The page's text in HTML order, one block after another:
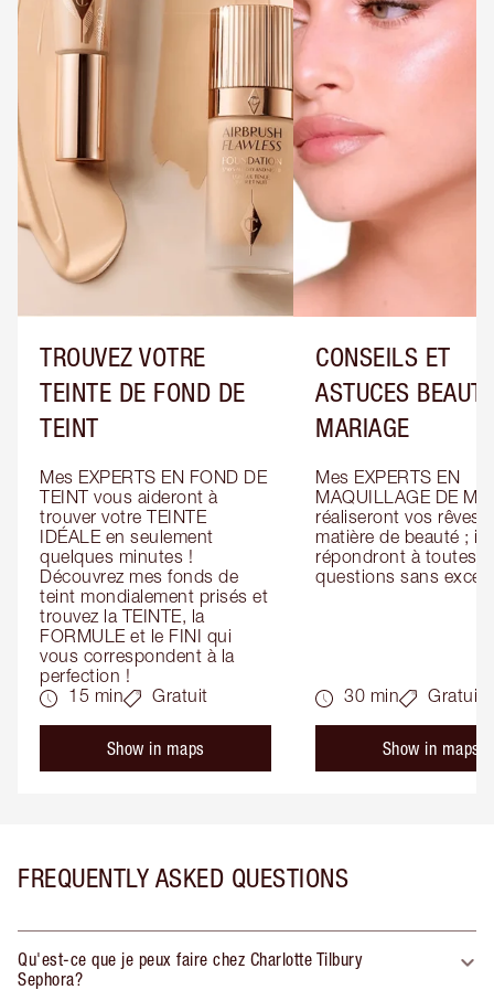
TROUVEZ VOTRE
TEINTE DE FOND DE
TEINT
Mes EXPERTS EN FOND DE
TEINT vous aideront à
trouver votre TEINTE
IDÉALE en seulement
quelques minutes !
Découvrez mes fonds de
teint mondialement prisés et
trouvez la TEINTE, la
FORMULE et le FINI qui
vous correspondent à la
perfection !
15 min
Gratuit
Show in maps
CONSEILS ET
ASTUCES
MARIAGE
Mes EXPERTS EN
MAQUILLAGE DE
réaliseront vos rêves
matière de beauté ; ils
répondront à toutes
questions sans
30 min Gratuit
Show in maps
FREQUENTLY ASKED QUESTIONS
Qu'est-ce que je peux faire chez Charlotte Tilbury
Sephora?